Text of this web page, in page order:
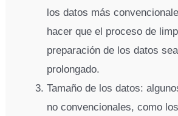
los datos más
hacer que el proceso de
preparación de los datos
prolongado.
Tamaño de los datos:
no convencionales, como